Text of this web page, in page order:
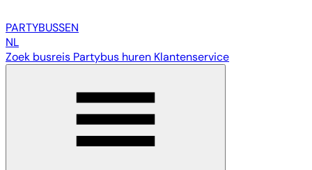
PARTYBUSSEN
NL
Zoek busreis Partybus huren Klantenservice